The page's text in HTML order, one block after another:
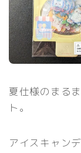
夏仕様のまる
ト。
アイスキャン